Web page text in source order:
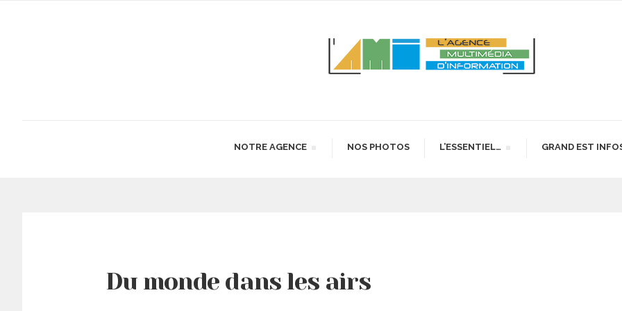
NOTRE AGENCE NOS PHOTOS L’ESSENTIEL… GRAND EST
Du monde dans les airs